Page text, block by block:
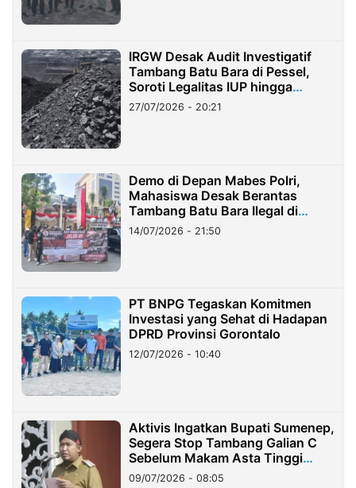
IRGW Desak Audit Investigatif
Tambang Batu Bara di Pessel,
Soroti Legalitas IUP hingga
Stockpile
27/07/2026 - 20:21
Demo di Depan Mabes Polri,
Mahasiswa Desak Berantas
Tambang Batu Bara Ilegal di
Lampung
14/07/2026 - 21:50
PT BNPG Tegaskan Komitmen
Investasi yang Sehat di Hadapan
DPRD Provinsi Gorontalo
12/07/2026 - 10:40
Aktivis Ingatkan Bupati Sumenep,
Segera Stop Tambang Galian C
Sebelum Makam Asta Tinggi
Longsor
09/07/2026 - 08:05